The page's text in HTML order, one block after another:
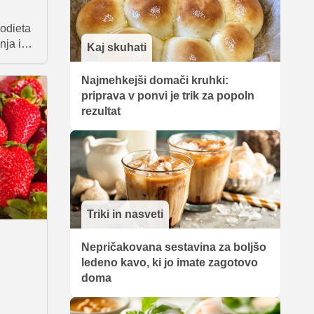
iz
…
je
čim
Kaj skuhati
Najmehkejši domači kruhki:
priprava v ponvi je trik za popoln
rezultat
Triki in nasveti
Nepričakovana sestavina za boljšo
ledeno kavo, ki jo imate zagotovo
doma